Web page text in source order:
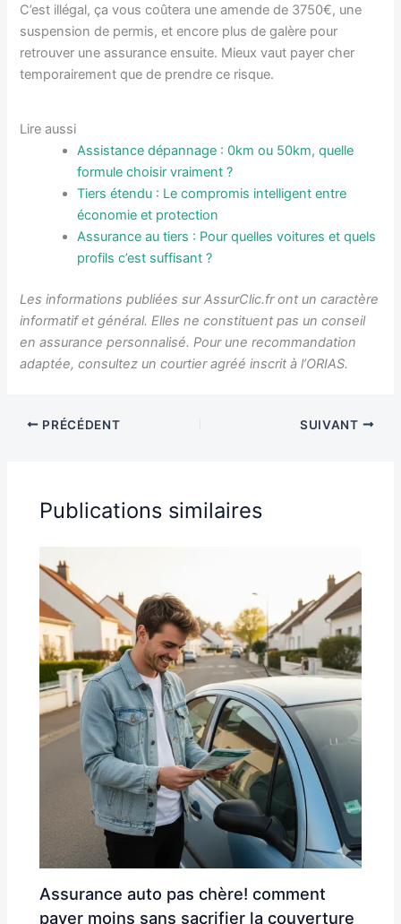
C’est illégal, ça vous coûtera une amende de 3750€, une
suspension de permis, et encore plus de galère pour
retrouver une assurance ensuite. Mieux vaut payer cher
temporairement que de prendre ce risque.
Lire aussi
Assistance dépannage : 0km ou 50km, quelle
formule choisir vraiment ?
Tiers étendu : Le compromis intelligent entre
économie et protection
Assurance au tiers : Pour quelles voitures et quels
profils c’est suffisant ?
Les informations publiées sur AssurClic.fr ont un caractère
informatif et général. Elles ne constituent pas un conseil
en assurance personnalisé. Pour une recommandation
adaptée, consultez un courtier agréé inscrit à l’ORIAS.
PRÉCÉDENT SUIVANT
Publications similaires
Assurance auto pas chère! comment
payer moins sans sacrifier la couverture